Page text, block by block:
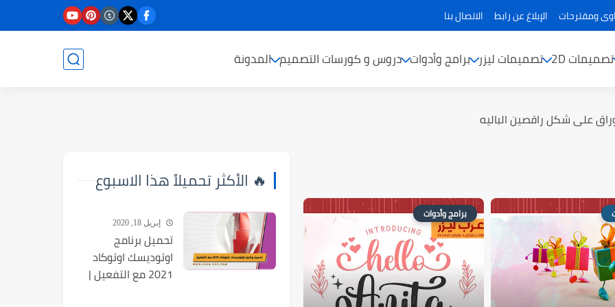
ومقترحات الإبلاغ عن رابط الاتصال بنا
تصميمات 2D تصميمات ليزر برامج وأدوات دروس و كورسات التصميم المدونة
على شكل راقصين الباليه
برامج وأدوات
🔥 الأكثر تحميلاً هذا الاسبوع
إبريل 18, 2020
تحميل برنامج
اوتوديسك اوتوكاد
2021 مع التفعيل |